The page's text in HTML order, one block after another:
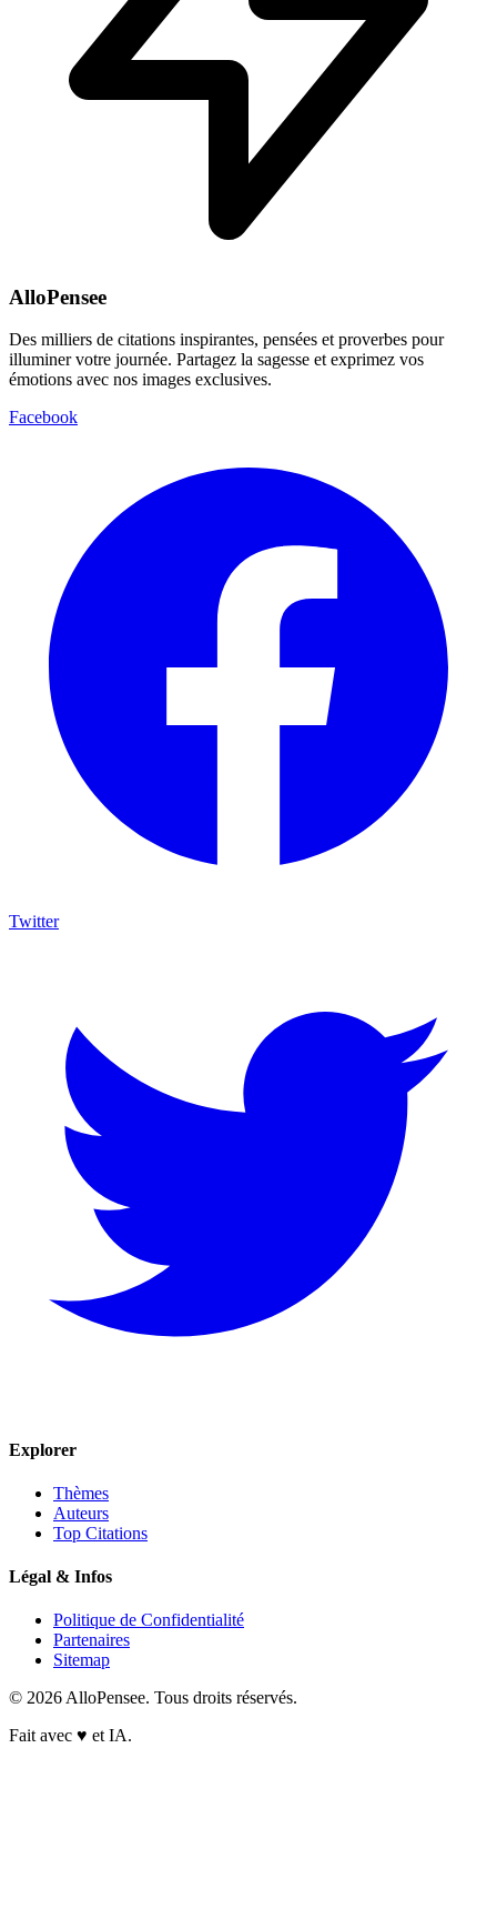
AlloPensee
Des milliers de citations inspirantes, pensées et proverbes pour
illuminer votre journée. Partagez la sagesse et exprimez vos
émotions avec nos images exclusives.
Facebook
Twitter
Explorer
Thèmes
Auteurs
Top Citations
Légal & Infos
Politique de Confidentialité
Partenaires
Sitemap
© 2026 AlloPensee. Tous droits réservés.
Fait avec ♥ et IA.